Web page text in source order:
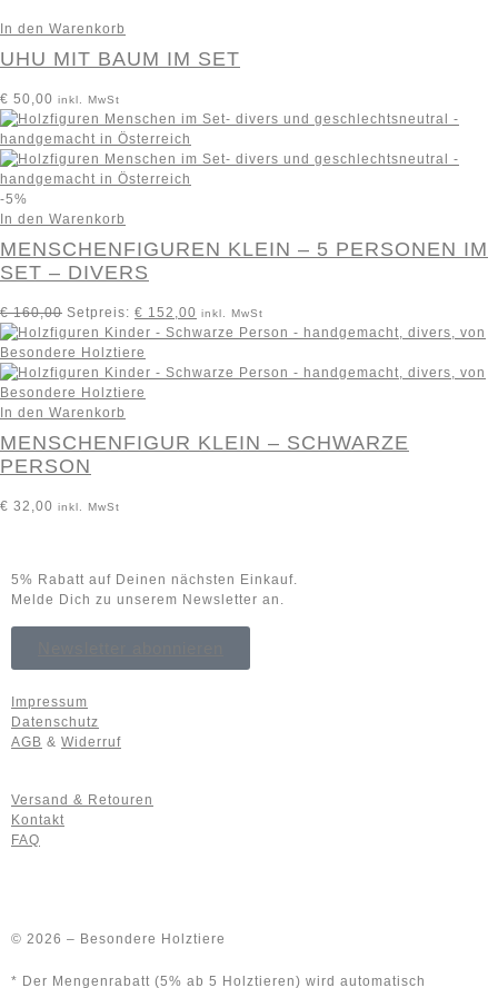
In den Warenkorb
UHU MIT BAUM IM SET
€ 50,00 inkl. MwSt
-5%
In den Warenkorb
MENSCHENFIGUREN KLEIN – 5 PERSONEN IM
SET – DIVERS
€160,00 Setpreis: € 152,00 inkl. MwSt
In den Warenkorb
MENSCHENFIGUR KLEIN – SCHWARZE
PERSON
€ 32,00 inkl. MwSt
5% Rabatt auf Deinen nächsten Einkauf.
Melde Dich zu unserem Newsletter an.
Impressum
Datenschutz
AGB & Widerruf
Versand & Retouren
Kontakt
FAQ
© 2026 – Besondere Holztiere
* Der Mengenrabatt (5% ab 5 Holztieren) wird automatisch